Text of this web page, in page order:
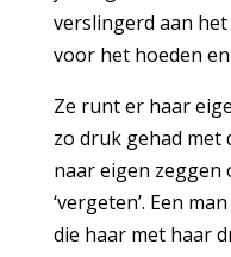
verslingerd aan
voor het hoeden
Ze runt er haar
zo druk gehad met
naar eigen zeggen
‘vergeten’. Een
die haar met haar